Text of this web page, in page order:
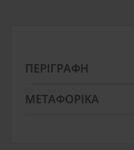
ΠΕΡΙΓΡΑΦΉ
ΜΕΤΑΦΟΡΙΚΆ